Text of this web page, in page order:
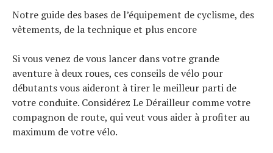
Notre guide des bases de l’équipement de cyclisme, des
vêtements, de la technique et plus encore
Si vous venez de vous lancer dans votre grande
aventure à deux roues, ces conseils de vélo pour
débutants vous aideront à tirer le meilleur parti de
votre conduite. Considérez Le Dérailleur comme votre
compagnon de route, qui veut vous aider à profiter au
maximum de votre vélo.